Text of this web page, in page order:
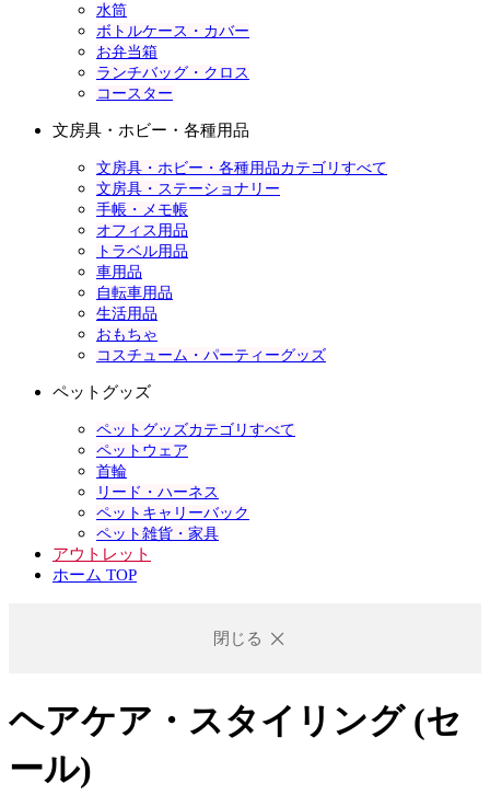
水筒
ボトルケース・カバー
お弁当箱
ランチバッグ・クロス
コースター
文房具・ホビー・各種用品
文房具・ホビー・各種用品カテゴリすべて
文房具・ステーショナリー
手帳・メモ帳
オフィス用品
トラベル用品
車用品
自転車用品
生活用品
おもちゃ
コスチューム・パーティーグッズ
ペットグッズ
ペットグッズカテゴリすべて
ペットウェア
首輪
リード・ハーネス
ペットキャリーバック
ペット雑貨・家具
アウトレット
ホーム TOP
閉じる
ヘアケア・スタイリング (セ
ール)